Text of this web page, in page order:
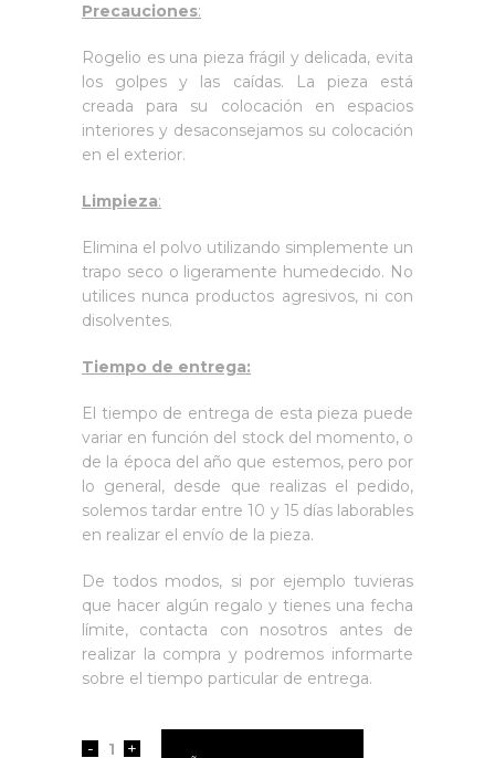
Precauciones:
Rogelio es una pieza frágil y delicada, evita
los golpes y las caídas. La pieza está
creada para su colocación en espacios
interiores y desaconsejamos su colocación
en el exterior.
Limpieza:
Elimina el polvo utilizando simplemente un
trapo seco o ligeramente humedecido. No
utilices nunca productos agresivos, ni con
disolventes.
Tiempo de entrega:
El tiempo de entrega de esta pieza puede
variar en función del stock del momento, o
de la época del año que estemos, pero por
lo general, desde que realizas el pedido,
solemos tardar entre 10 y 15 días laborables
en realizar el envío de la pieza.
De todos modos, si por ejemplo tuvieras
que hacer algún regalo y tienes una fecha
límite, contacta con nosotros antes de
realizar la compra y podremos informarte
sobre el tiempo particular de entrega.
Rogelio